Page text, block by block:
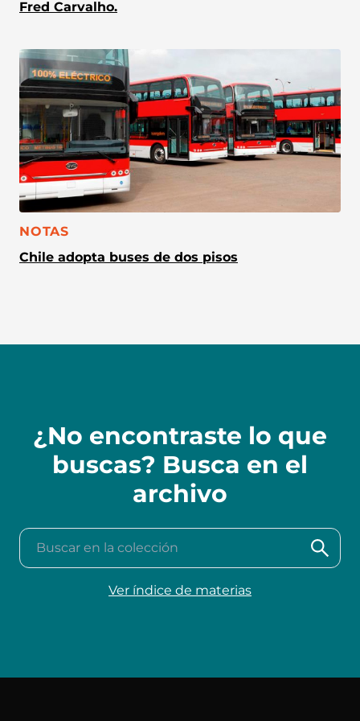
Fred Carvalho.
CATEGORÍA:
NOTAS
Chile adopta buses de dos pisos
¿No encontraste lo que
buscas? Busca en el
archivo
Buscar en la colección
Ver índice de materias